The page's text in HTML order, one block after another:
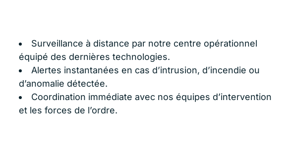
Surveillance à distance par notre centre opérationnel
équipé des dernières technologies.
Alertes instantanées en cas d’intrusion, d’incendie ou
d’anomalie détectée.
Coordination immédiate avec nos équipes d’intervention
et les forces de l’ordre.